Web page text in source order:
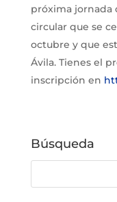
próxima jornada
circular que se
octubre y que
Ávila. Tienes el
inscripción en
Búsqueda